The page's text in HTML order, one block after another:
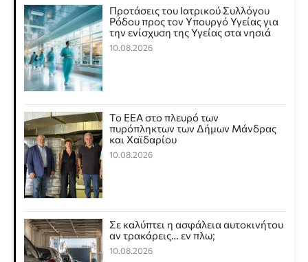
Προτάσεις του Ιατρικού Συλλόγου
Ρόδου προς τον Υπουργό Υγείας για
την ενίσχυση της Υγείας στα νησιά
10.08.2026
Το ΕΕΑ στο πλευρό των
πυρόπληκτων των Δήμων Μάνδρας
και Χαϊδαρίου
10.08.2026
Σε καλύπτει η ασφάλεια αυτοκινήτου
αν τρακάρεις… εν πλω;
10.08.2026